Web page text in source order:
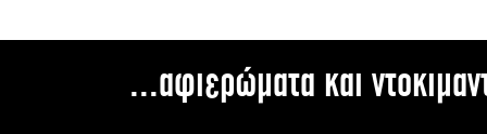
...αφιερώματα και